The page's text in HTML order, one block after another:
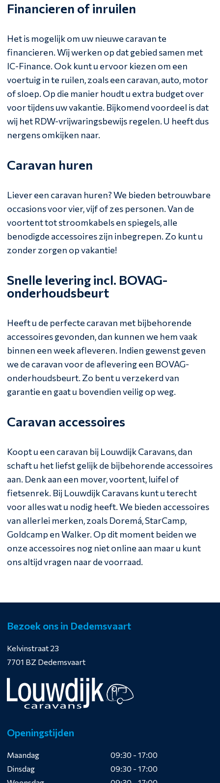
Financieren of inruilen
Het is mogelijk om uw nieuwe caravan te
financieren. Wij werken op dat gebied samen met
IC-Finance. Ook kunt u ervoor kiezen om een
voertuig in te ruilen, zoals een caravan, auto, motor
of sloep. Op die manier houdt u extra budget over
voor tijdens uw vakantie. Bijkomend voordeel is dat
wij het RDW-vrijwaringsbewijs regelen. U heeft dus
nergens omkijken naar.
Caravan huren
Liever een caravan huren? We bieden betrouwbare
occasions voor vier, vijf of zes personen. Van de
voortent tot stroomkabels en spiegels, alle
benodigde accessoires zijn inbegrepen. Zo kunt u
zonder zorgen op vakantie!
Snelle levering incl. BOVAG-
onderhoudsbeurt
Heeft u de perfecte caravan met bijbehorende
accessoires gevonden, dan kunnen we hem vaak
binnen een week afleveren. Indien gewenst geven
we de caravan voor de aflevering een BOVAG-
onderhoudsbeurt. Zo bent u verzekerd van
garantie en gaat u bovendien veilig op weg.
Caravan accessoires
Koopt u een caravan bij Louwdijk Caravans, dan
schaft u het liefst gelijk de bijbehorende accessoires
aan. Denk aan een mover, voortent, luifel of
fietsenrek. Bij Louwdijk Caravans kunt u terecht
voor alles wat u nodig heeft. We bieden accessoires
van allerlei merken, zoals Doremá, StarCamp,
Goldcamp en Walker. Op dit moment beiden we
onze accessoires nog niet online aan maar u kunt
ons altijd vragen naar de voorraad.
Bezoek ons in Dedemsvaart
Kelvinstraat 23
7701 BZ Dedemsvaart
Openingstijden
Maandag
09:30 - 17:00
Dinsdag
09:30 - 17:00